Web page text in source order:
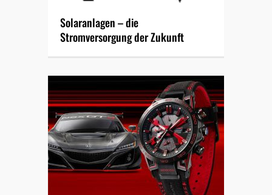
Solaranlagen – die
Stromversorgung der Zukunft